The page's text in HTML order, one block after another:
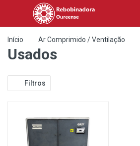
Início Ar Comprimido / Ventilação
Usados
Filtros